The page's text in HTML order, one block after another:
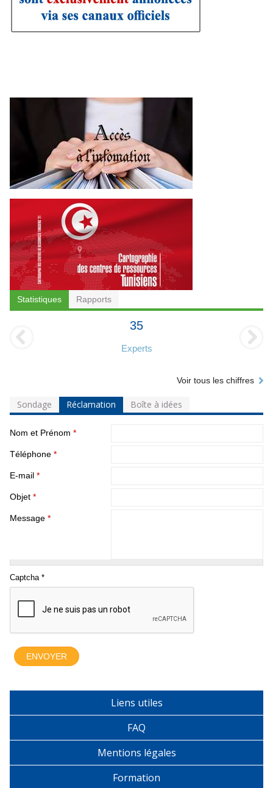
Statistiques Rapports
35
Experts
Voir tous les chiffres
Sondage Réclamation Boîte à idées
Nom et Prénom *
Téléphone *
E-mail *
Objet *
Message *
Liens utiles
FAQ
Mentions légales
Formation